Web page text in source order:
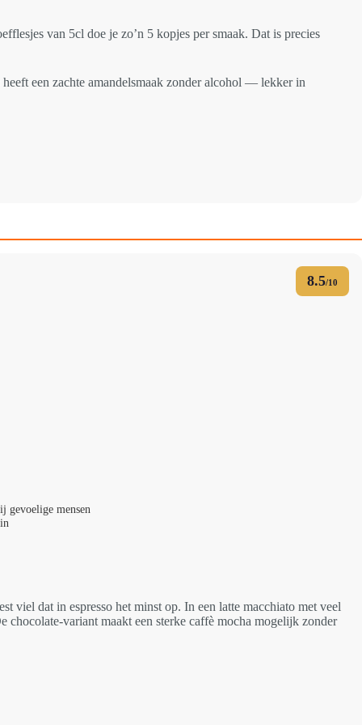
van 5cl doe je zo’n 5 kopjes per smaak. Dat is precies
een zachte amandelsmaak zonder alcohol — lekker in
8.5/10
gevoelige mensen
viel dat in espresso het minst op. In een latte macchiato met veel
chocolate-variant maakt een sterke caffè mocha mogelijk zonder